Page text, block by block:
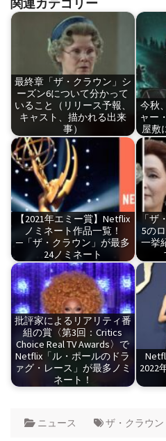
関連カテゴリー
最終章「ザ・クラウン」シ
ーズン6について分かって
いること（リリース予報、
キャスト、描かれる出来
事）
今秋
ャー
屋敷
【2021年エミー賞】Netflix
ノミネート作品一覧！
─「ザ・クラウン」が最多
24ノミネート
「ザ
5の
一挙
批評家によるリアリティ番
組の賞〈第3回：Critics
Choice Real TV Awards〉で
Netflix「ル・ポールのドラ
ァグ・レース」が最多ノミ
ネート！
2022
ニュース ザ・クラウン